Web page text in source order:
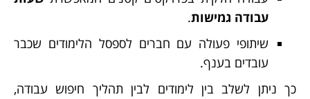
עבודה גמישות.
שיתופי פעולה עם חברים לספסל הלימודים שכבר
עובדים בענף.
כך ניתן לשלב בין לימודים לבין תהליך חיפוש עבודה,